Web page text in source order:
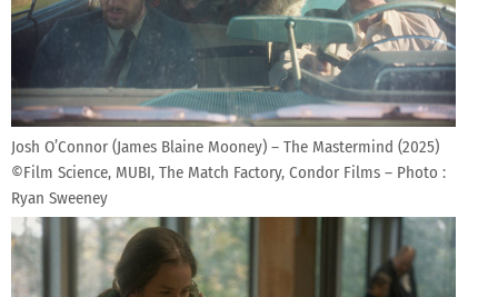
Josh O’Connor (James Blaine Mooney) – The Mastermind (2025)
©Film Science, MUBI, The Match Factory, Condor Films – Photo :
Ryan Sweeney